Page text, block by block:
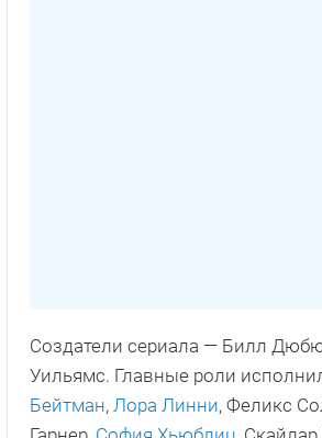
Создатели сериала — Билл
Уильямс. Главные роли
Бейтман, Лора Линни, Феликс